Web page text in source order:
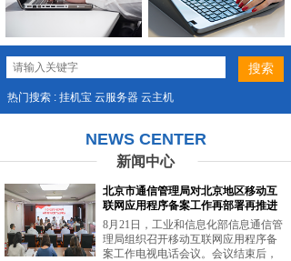
热门搜索 : 挂机宝 云服务器 云主机
NEWS CENTER
新闻中心
北京市通信管理局对北京地区移动互
联网应用程序备案工作再部署再推进
8月21日，工业和信息化部信息通信管
理局组织召开移动互联网应用程序备
案工作电视电话会议。会议结束后，